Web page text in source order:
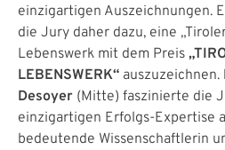
einzigartigen Auszeichnungen.
die Jury daher dazu, eine
Lebenswerk mit dem Preis
LEBENSWERK“ auszuzeichnen.
Desoyer (Mitte) faszinierte die
einzigartigen Erfolgs-Expertise
bedeutende Wissenschaftlerin